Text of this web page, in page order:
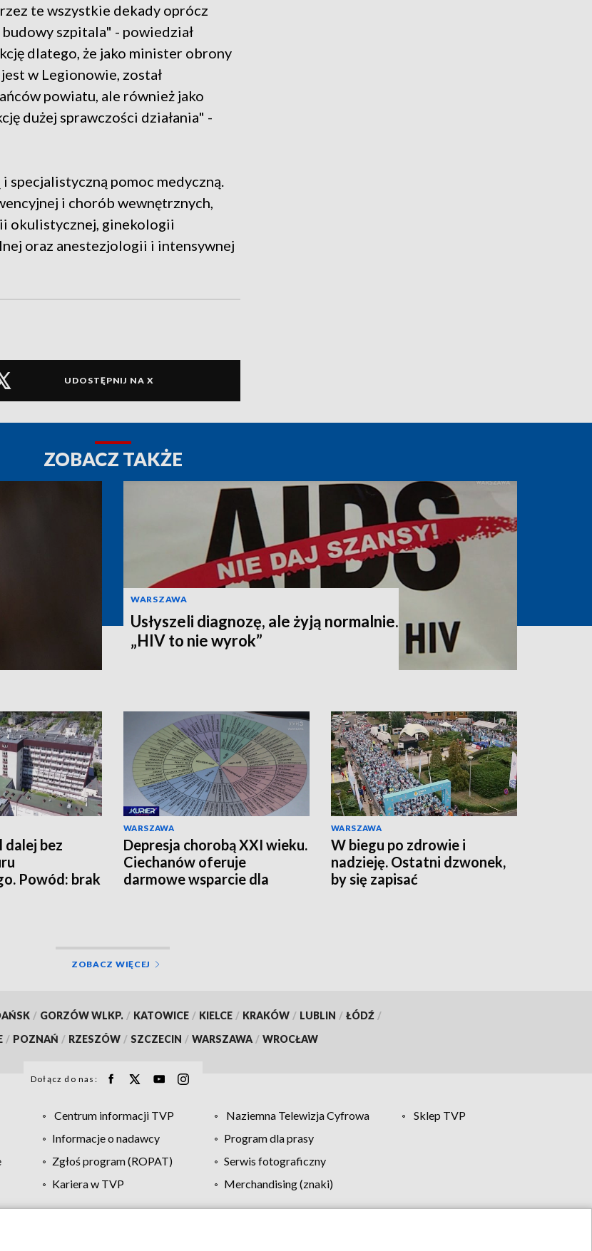
te wszystkie dekady oprócz
szpitala" - powiedział
dlatego, że jako minister obrony
w Legionowie, został
powiatu, ale również jako
dużej sprawczości działania" -
specjalistyczną pomoc medyczną.
i chorób wewnętrznych,
okulistycznej, ginekologii
oraz anestezjologii i intensywnej
UDOSTĘPNIJ NA X
ZOBACZ TAKŻE
WARSZAWA
Usłyszeli diagnozę, ale żyją normalnie.
„HIV to nie wyrok”
dalej bez
Powód: brak
WARSZAWA
Depresja chorobą XXI wieku.
Ciechanów oferuje
darmowe wsparcie dla
WARSZAWA
W biegu po zdrowie i
nadzieję. Ostatni dzwonek,
by się zapisać
ZOBACZ WIĘCEJ
/ GORZÓW WLKP. / KATOWICE / KIELCE / KRAKÓW / LUBLIN / ŁÓDŹ /
/ POZNAŃ / RZESZÓW / SZCZECIN / WARSZAWA / WROCŁAW
Dołącz do nas:
Centrum informacji TVP Naziemna Telewizja Cyfrowa
Sklep TVP
Informacje o nadawcy
Program dla prasy
Zgłoś program (ROPAT)
Serwis fotograficzny
Kariera w TVP
Merchandising (znaki)